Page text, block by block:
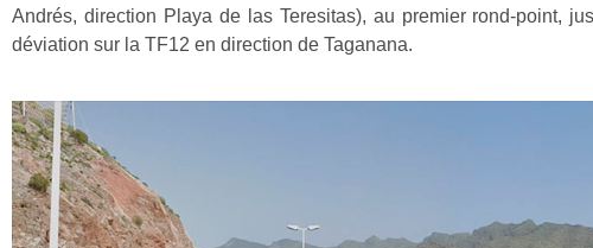
Andrés, direction Playa de las Teresitas), au premier rond-point,
déviation sur la TF12 en direction de Taganana.